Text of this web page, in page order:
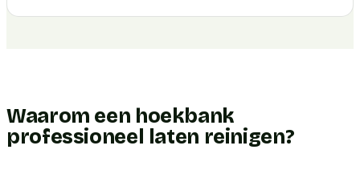
Waarom een hoekbank
professioneel laten reinigen?